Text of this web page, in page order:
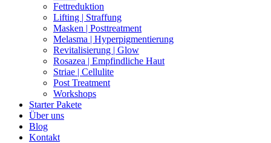
Fettreduktion
Lifting | Straffung
Masken | Posttreatment
Melasma | Hyperpigmentierung
Revitalisierung | Glow
Rosazea | Empfindliche Haut
Striae | Cellulite
Post Treatment
Workshops
Starter Pakete
Über uns
Blog
Kontakt